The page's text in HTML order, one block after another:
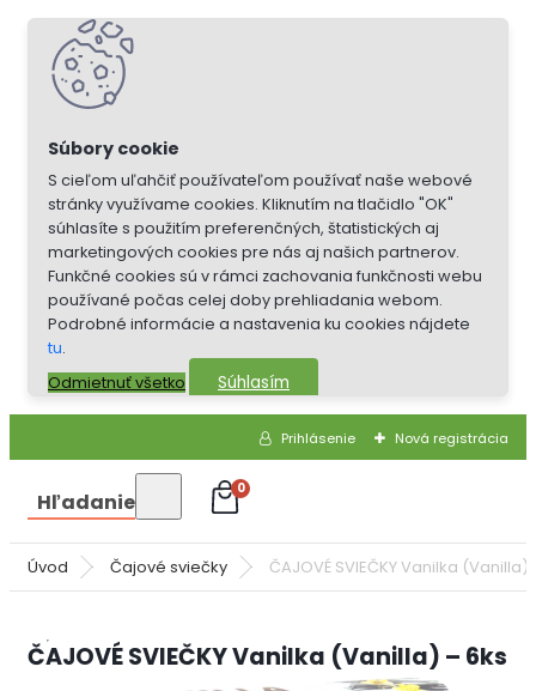
S cieľom uľahčiť používateľom používať naše webové
stránky využívame cookies. Kliknutím na tlačidlo "OK"
súhlasíte s použitím preferenčných, štatistických aj
marketingových cookies pre nás aj našich partnerov.
Funkčné cookies sú v rámci zachovania funkčnosti webu
používané počas celej doby prehliadania webom.
Podrobné informácie a nastavenia ku cookies nájdete
tu.
Odmietnuť všetko
Súhlasím
Prihlásenie Nová registrácia
Hľadanie
0
Úvod Čajové sviečky ČAJOVÉ SVIEČKY Vanilka (Vanilla)
ČAJOVÉ SVIEČKY Vanilka (Vanilla) – 6ks